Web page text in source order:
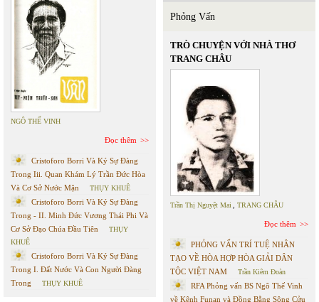
NGÔ THẾ VINH
Đọc thêm
Cristoforo Borri Và Ký Sự Đàng
Trong Iii. Quan Khám Lý Trần Đức Hòa
Và Cơ Sở Nước Mặn
THỤY KHUÊ
Cristoforo Borri Và Ký Sự Đàng
Trong - II. Minh Đức Vương Thái Phi Và
Cơ Sở Đạo Chúa Đầu Tiên
THỤY
KHUÊ
Cristoforo Borri Và Ký Sự Đàng
Trong I. Đất Nước Và Con Người Đàng
Trong
THỤY KHUÊ
Phỏng Vấn
TRÒ CHUYỆN VỚI NHÀ THƠ
TRANG CHÂU
Trần Thị Nguyệt Mai, TRANG CHÂU
Đọc thêm
PHỎNG VẤN TRÍ TUỆ NHÂN
TẠO VỀ HÒA HỢP HÒA GIẢI DÂN
TỘC VIỆT NAM
Trần Kiêm Đoàn
RFA Phỏng vấn BS Ngô Thế Vinh
về Kênh Funan và Đồng Bằng Sông Cửu